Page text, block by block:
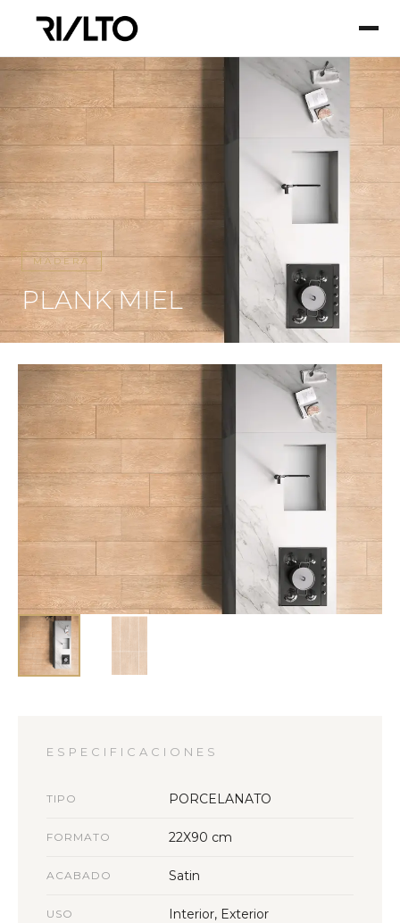
MADERA
PLANK MIEL
ESPECIFICACIONES
TIPO PORCELANATO
FORMATO 22X90 cm
ACABADO Satin
USO Interior, Exterior